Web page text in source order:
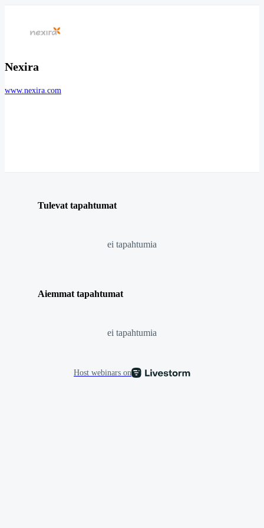
Nexira
www.nexira.com
Tulevat tapahtumat
ei tapahtumia
Aiemmat tapahtumat
ei tapahtumia
Host webinars on